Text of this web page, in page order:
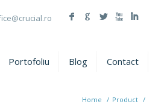
F G L X I
Portofoliu Blog Contact
Home / Product /